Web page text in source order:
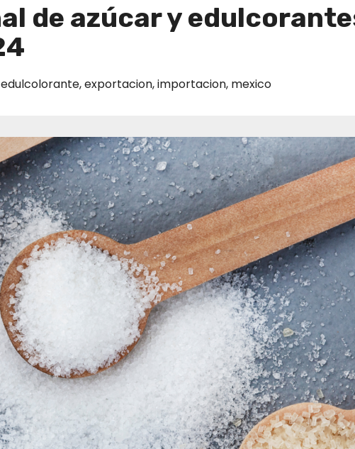
de azúcar y
edulcolorante,exportacion,importacion, mexico